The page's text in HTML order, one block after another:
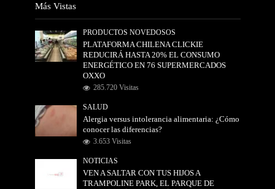
Más Vistas
PRODUCTOS NOVEDOSOS
PLATAFORMA CHILENA CLICKIE
REDUCIRÁ HASTA 20% EL CONSUMO
ENERGÉTICO EN 76 SUPERMERCADOS
OXXO
285.720 Visitas
SALUD
Alergia versus intolerancia alimentaria: ¿Cómo
conocer las diferencias?
3.653 Visitas
NOTICIAS
VEN A SALTAR CON TUS HIJOS A
TRAMPOLINE PARK, EL PARQUE DE